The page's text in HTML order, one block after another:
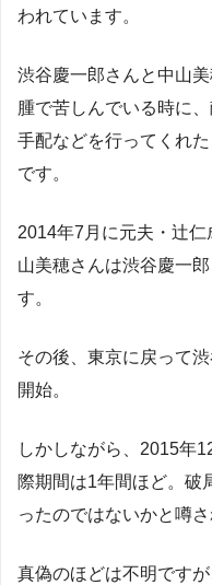
われています。
渋谷慶一郎さんと中山
腫で苦しんでいる時に
手配などを行ってくれ
です。
2014年7月に元夫・辻
山美穂さんは渋谷慶一
す。
その後、東京に戻って
開始。
しかしながら、2015年
際期間は1年間ほど。破
ったのではないかと噂さ
真偽のほどは不明です